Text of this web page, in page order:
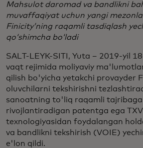
Mahsulot daromad va bandlikni
muvaffaqiyat uchun yangi
Finicity’ning raqamli tasdiqlash
qo‘shimcha bo‘ladi
SALT-LEYK-SITI, Yuta – 2019-yil
vaqt rejimida moliyaviy
qilish bo'yicha yetakchi provayder
oluvchilarni tekshirishni
sanoatning to'liq raqamli
rivojlantiradigan patentga ega
texnologiyasidan foydalangan
va bandlikni tekshirish (VOIE)
e'lon qildi.